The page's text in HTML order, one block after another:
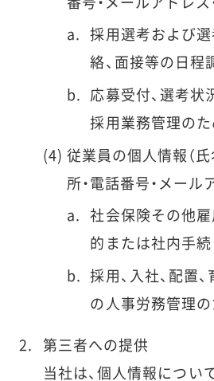
採用選考および
絡、面接等の日程
応募受付、選考
採用業務管理のた
従業員の個人情報（氏
所・電話番号・メール
社会保険その他
的または社内手
採用、入社、配置
の人事労務管理
第三者への提供
当社は、個人情報につい